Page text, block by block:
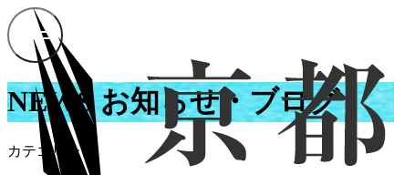
NEWS お知らせ・ブログ
カテゴリー